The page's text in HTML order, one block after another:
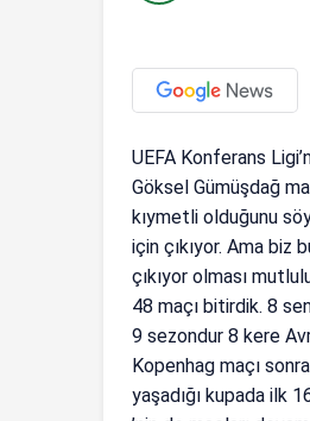
UEFA Konferans
Göksel Gümüşdağ
kıymetli olduğunu
için çıkıyor. Ama biz
çıkıyor olması
48 maçı bitirdik. 8
9 sezondur 8 kere
Kopenhag maçı
yaşadığı kupada ilk